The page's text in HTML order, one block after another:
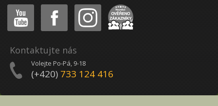
Youtube Facebook Instagram Heureka
Kontaktujte nás
Volejte Po-Pá, 9-18
(+420) 733 124 416